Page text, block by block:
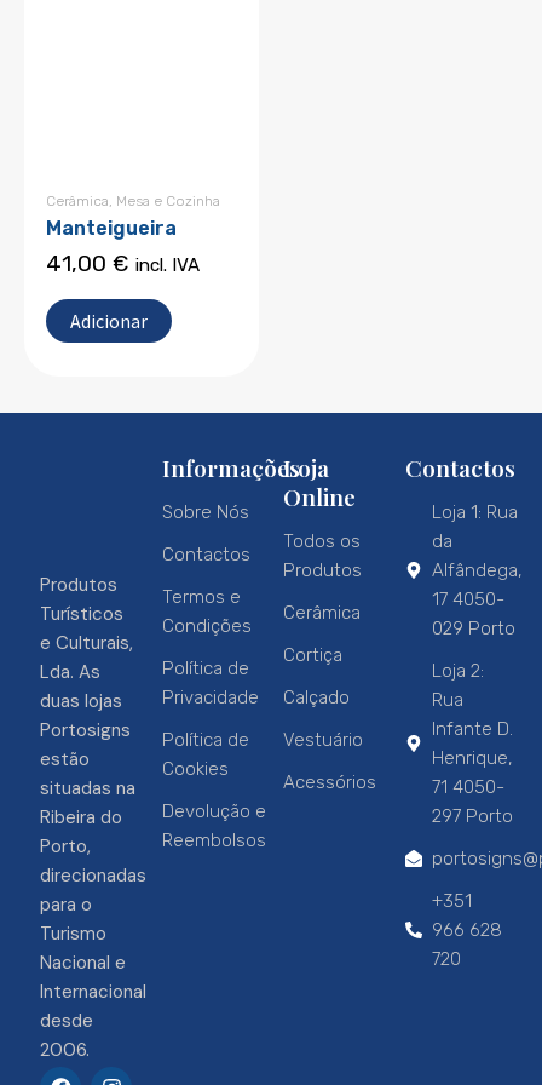
Cerâmica, Mesa e Cozinha
Manteigueira
41,00 € incl. IVA
Adicionar
Produtos
Turísticos
e Culturais,
Lda. As
duas lojas
Portosigns
estão
situadas na
Ribeira do
Porto,
direcionadas
para o
Turismo
Nacional e
Internacional
desde
2006.
F I
Informações
Sobre Nós
Contactos
Termos e
Condições
Política de
Privacidade
Política de
Cookies
Devolução e
Reembolsos
Loja
Online
Todos os
Produtos
Cerâmica
Cortiça
Calçado
Vestuário
Acessórios
Contactos
Loja 1: Rua
da
Alfândega,
17 4050-
029 Porto
Loja 2:
Rua
Infante D.
Henrique,
71 4050-
297 Porto
+351
966 628
720